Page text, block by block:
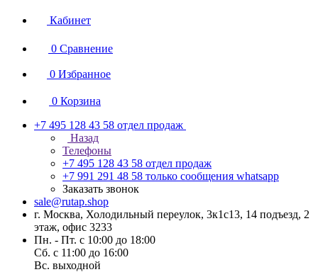
Кабинет
0 Сравнение
0 Избранное
0 Корзина
+7 495 128 43 58 отдел продаж
Назад
Телефоны
+7 495 128 43 58 отдел продаж
+7 991 291 48 58 только сообщения whatsapp
Заказать звонок
sale@rutap.shop
г. Москва, Холодильный переулок, 3к1с13, 14 подъезд, 2
этаж, офис 3233
Пн. - Пт. с 10:00 до 18:00
Сб. с 11:00 до 16:00
Вс. выходной